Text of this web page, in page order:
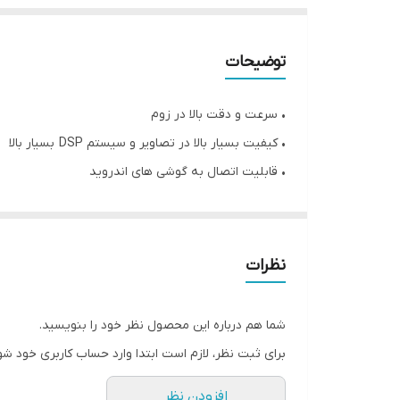
توضیحات
• سرعت و دقت بالا در زوم
• کیفیت بسیار بالا در تصاویر و سیستم DSP بسیار بالا
• قابلیت اتصال به گوشی های اندروید
• تشخیص عمق زخم های پوستی، تشخیص آنی و دیدن
• دارای کابل USB نسل یک و دو
نظرات
شما هم درباره این محصول نظر خود را بنویسید.
برای ثبت نظر، لازم است ابتدا وارد حساب کاربری خود
افزودن نظر